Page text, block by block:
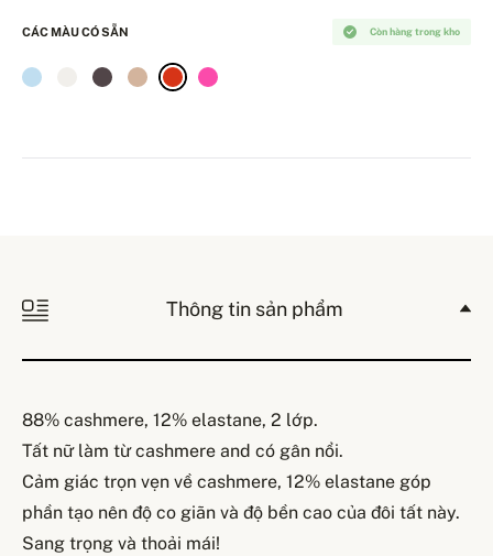
Còn hàng trong kho
CÁC MÀU CÓ SẴN
Thông tin sản phẩm
88% cashmere, 12% elastane, 2 lớp.
Tất nữ làm từ cashmere and có gân nổi.
Cảm giác trọn vẹn về cashmere, 12% elastane góp
phần tạo nên độ co giãn và độ bền cao của đôi tất này.
Sang trọng và thoải mái!